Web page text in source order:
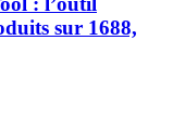
sur 1688,